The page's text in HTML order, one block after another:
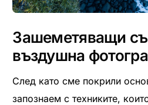
Зашеметяващи
въздушна
След като сме покрили
запознаем с техниките,